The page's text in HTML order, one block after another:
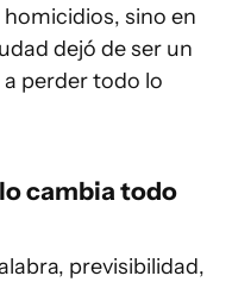
sino en
dejó de ser un
a perder todo lo
cambia todo
previsibilidad,